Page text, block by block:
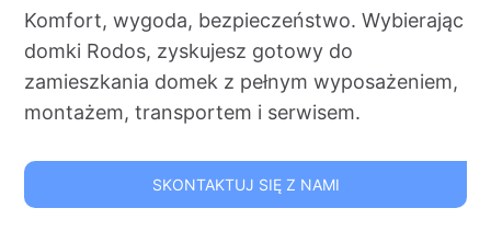
Komfort, wygoda, bezpieczeństwo. Wybierając
domki Rodos, zyskujesz gotowy do
zamieszkania domek z pełnym wyposażeniem,
montażem, transportem i serwisem.
SKONTAKTUJ SIĘ Z NAMI